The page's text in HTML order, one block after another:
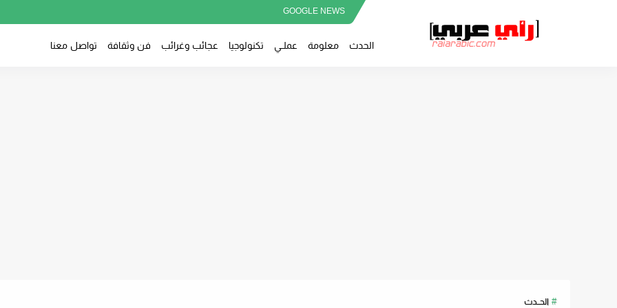
GOOGLE NEWS
الحدث معلومة عملــي تكنولوجيا عجائب وغرائب فن وثقافة تواصل معنا
الحــدث